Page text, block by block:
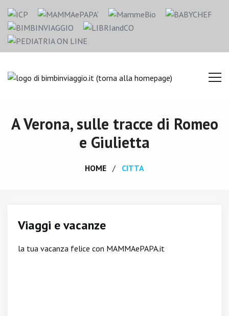
A Verona, sulle tracce di Romeo
e Giulietta
HOME CITTA
Viaggi e vacanze
la tua vacanza felice con MAMMAePAPA.it